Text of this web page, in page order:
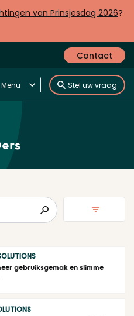
van Prinsjesdag 2026?
Contact
Menu Stel uw vraag
gebruiksgemak en slimme